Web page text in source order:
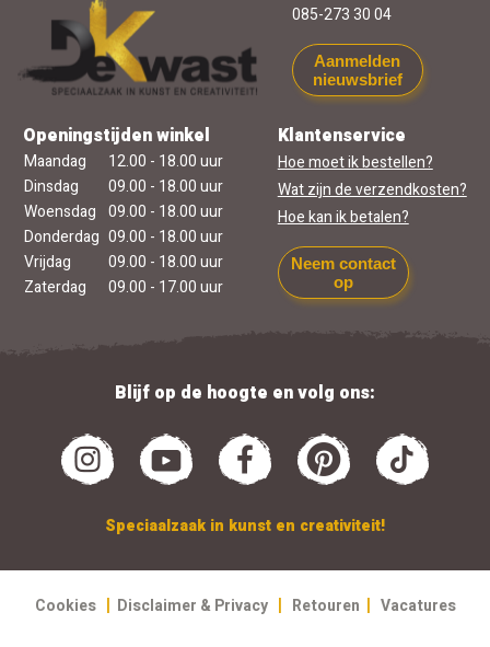
085-273 30 04
Aanmelden
nieuwsbrief
Openingstijden winkel
Maandag
12.00 - 18.00 uur
Dinsdag
09.00 - 18.00 uur
Woensdag 09.00 - 18.00 uur
Donderdag 09.00 - 18.00 uur
Vrijdag
09.00 - 18.00 uur
Zaterdag
09.00 - 17.00 uur
Klantenservice
Hoe moet ik bestellen?
Wat zijn de verzendkosten?
Hoe kan ik betalen?
Neem contact
op
Blijf op de hoogte en volg ons:
Speciaalzaak in kunst en creativiteit!
Cookies | Disclaimer & Privacy | Retouren | Vacatures